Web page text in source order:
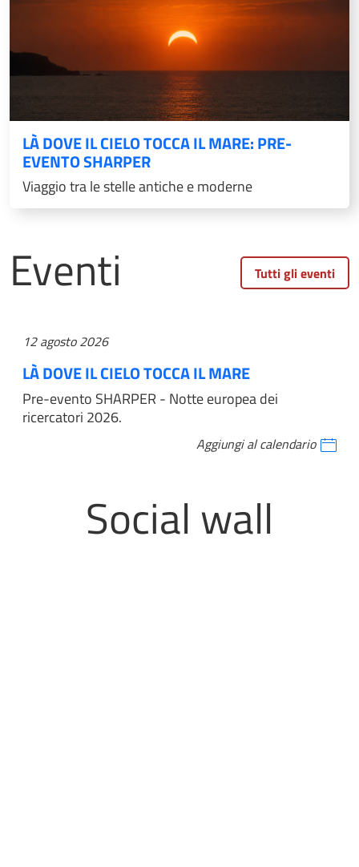
LÀ DOVE IL CIELO TOCCA IL MARE: PRE-
EVENTO SHARPER
Viaggio tra le stelle antiche e moderne
Eventi
12 agosto 2026
LÀ DOVE IL CIELO TOCCA IL MARE
Pre-evento SHARPER - Notte europea dei
ricercatori 2026.
Aggiungi al calendario
Tutti gli eventi
Social wall